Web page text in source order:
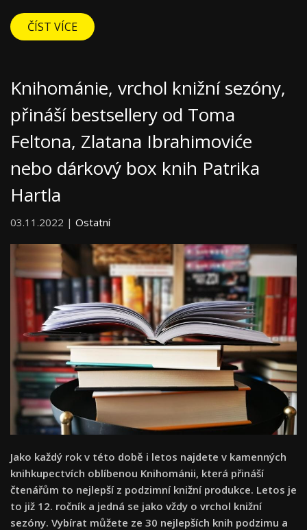
ČÍST VÍCE
Knihománie, vrchol knižní sezóny,
přináší bestsellery od Toma
Feltona, Zlatana Ibrahimoviće
nebo dárkový box knih Patrika
Hartla
03.11.2022 | Ostatní
Jako každý rok v této době i letos najdete v kamenných
knihkupectvích oblíbenou Knihománii, která přináší
čtenářům to nejlepší z podzimní knižní produkce. Letos je
to již 12. ročník a jedná se jako vždy o vrchol knižní
sezóny. Vybírat můžete ze 30 nejlepších knih podzimu a